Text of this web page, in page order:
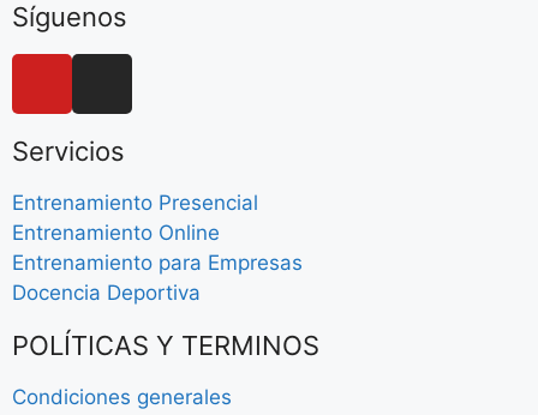
Síguenos
Servicios
Entrenamiento Presencial
Entrenamiento Online
Entrenamiento para Empresas
Docencia Deportiva
POLÍTICAS Y TERMINOS
Condiciones generales